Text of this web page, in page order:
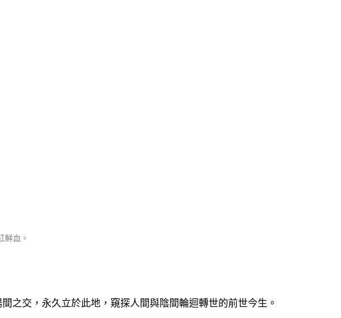
鮮血。
之交，永久立於此地，窺探人間與陰間輪迴轉世的前世今生。